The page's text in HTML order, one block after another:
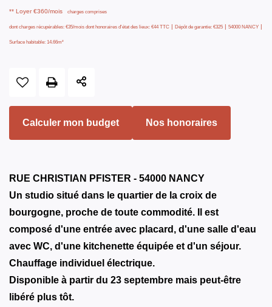
** Loyer €360/mois charges comprises
dont charges récupérables: €35/mois dont honoraires d'état des lieux: €44 TTC | Dépôt de garantie: €325 | 54000 NANCY |
Surface habitable: 14.66m²
Calculer mon budget Nos honoraires
RUE CHRISTIAN PFISTER - 54000 NANCY
Un studio situé dans le quartier de la croix de
bourgogne, proche de toute commodité. Il est
composé d'une entrée avec placard, d'une salle d'eau
avec WC, d'une kitchenette équipée et d'un séjour.
Chauffage individuel électrique.
Disponible à partir du 23 septembre mais peut-être
libéré plus tôt.